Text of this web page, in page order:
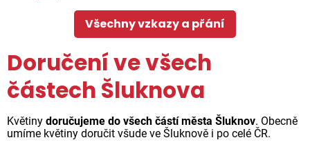
Všechny vzkazy a přání
Doručení ve všech
částech Šluknova
Květiny doručujeme do všech částí města Šluknov. Obecně
umíme květiny doručit všude ve Šluknově i po celé ČR.